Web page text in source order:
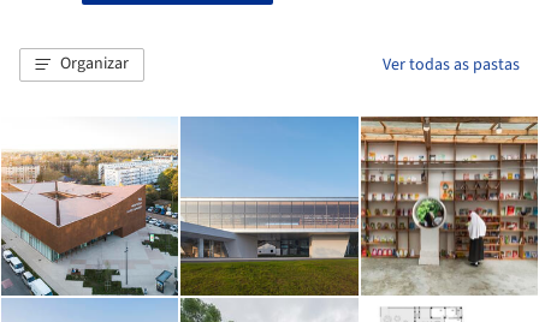
Organizar Ver todas as pastas